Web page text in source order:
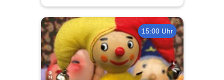
15:00 Uhr